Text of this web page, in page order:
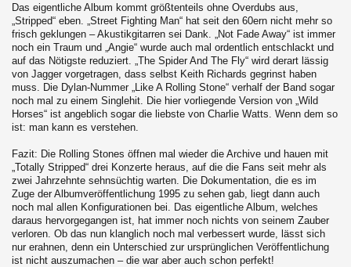
Das eigentliche Album kommt größtenteils ohne Overdubs aus,
„Stripped“ eben. „Street Fighting Man“ hat seit den 60ern nicht mehr so
frisch geklungen – Akustikgitarren sei Dank. „Not Fade Away“ ist immer
noch ein Traum und „Angie“ wurde auch mal ordentlich entschlackt und
auf das Nötigste reduziert. „The Spider And The Fly“ wird derart lässig
von Jagger vorgetragen, dass selbst Keith Richards gegrinst haben
muss. Die Dylan-Nummer „Like A Rolling Stone“ verhalf der Band sogar
noch mal zu einem Singlehit. Die hier vorliegende Version von „Wild
Horses“ ist angeblich sogar die liebste von Charlie Watts. Wenn dem so
ist: man kann es verstehen.
Fazit: Die Rolling Stones öffnen mal wieder die Archive und hauen mit
„Totally Stripped“ drei Konzerte heraus, auf die die Fans seit mehr als
zwei Jahrzehnte sehnsüchtig warten. Die Dokumentation, die es im
Zuge der Albumveröffentlichung 1995 zu sehen gab, liegt dann auch
noch mal allen Konfigurationen bei. Das eigentliche Album, welches
daraus hervorgegangen ist, hat immer noch nichts von seinem Zauber
verloren. Ob das nun klanglich noch mal verbessert wurde, lässt sich
nur erahnen, denn ein Unterschied zur ursprünglichen Veröffentlichung
ist nicht auszumachen – die war aber auch schon perfekt!